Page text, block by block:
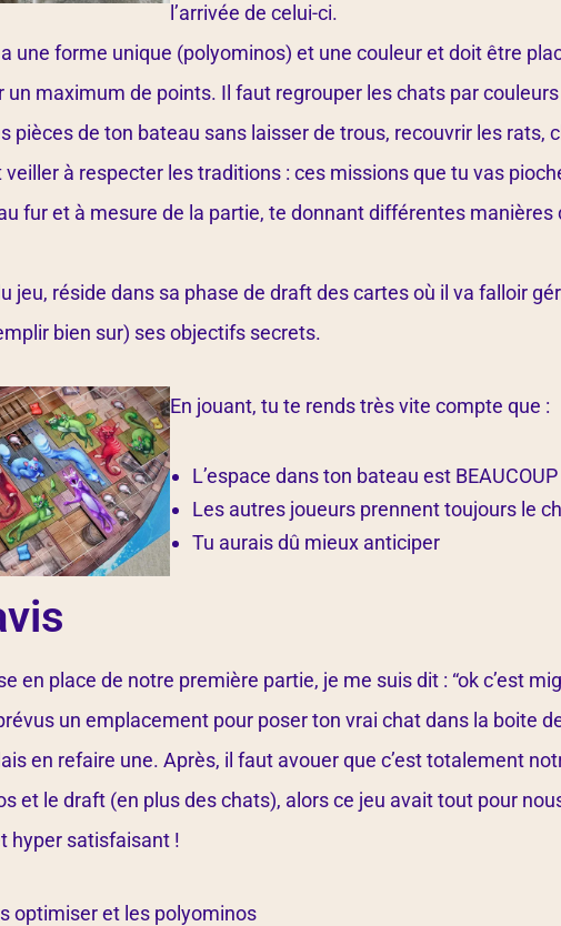
l’arrivée de celui-ci.
une forme unique (polyominos) et une couleur et doit être
un maximum de points. Il faut regrouper les chats par
pièces de ton bateau sans laisser de trous, recouvrir les rats,
à respecter les traditions : ces missions que tu vas
fur et à mesure de la partie, te donnant différentes manières
jeu, réside dans sa phase de draft des cartes où il va falloir
bien sur) ses objectifs secrets.
En jouant, tu te rends très vite compte que :
L’espace dans ton bateau est
Les autres joueurs prennent toujours le
Tu aurais dû mieux anticiper
en place de notre première partie, je me suis dit : “ok c’est
un emplacement pour poser ton vrai chat dans la boite
en refaire une. Après, il faut avouer que c’est totalement
et le draft (en plus des chats), alors ce jeu avait tout pour
hyper satisfaisant !
optimiser et les polyominos